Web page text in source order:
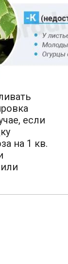
если
на 1 кв.